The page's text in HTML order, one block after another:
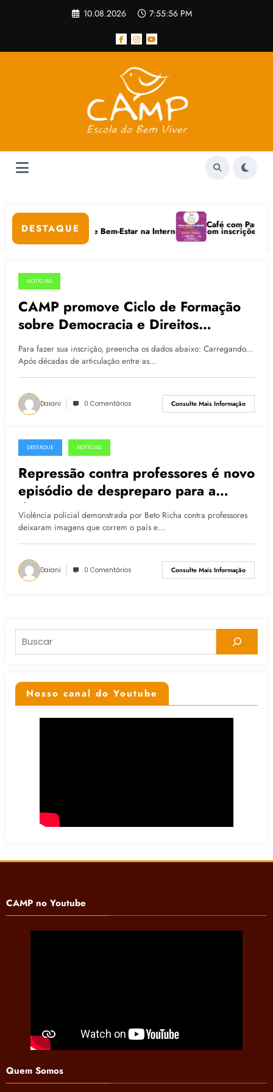
10.08.2026 7:55:56 PM
DESTAQUE
Digitais e Bem-Estar na Internet está com inscrições abertas
Café com Paulo Freire
04.08.2015
NOTÍCIAS
CAMP promove Ciclo de Formação
sobre Democracia e Direitos
Humanos
Para fazer sua inscrição, preencha os dados abaixo: Carregando...
Após décadas de articulação entre as…
Daiani 0 Comentários Consulte Mais Informação
04.05.2015
DESTAQUE NOTÍCIAS
Repressão contra professores é novo
episódio de despreparo para a
democracia
Violência policial demonstrada por Beto Richa contra professores
deixaram imagens que correm o país e…
Daiani 0 Comentários Consulte Mais Informação
Pesquisar
Nosso canal do Youtube
CAMP no Youtube
Quem Somos